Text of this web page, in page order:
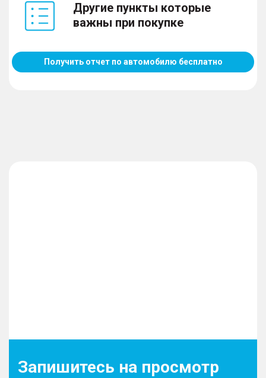
Другие пункты которые
важны при покупке
Получить отчет по автомобилю бесплатно
Запишитесь на просмотр